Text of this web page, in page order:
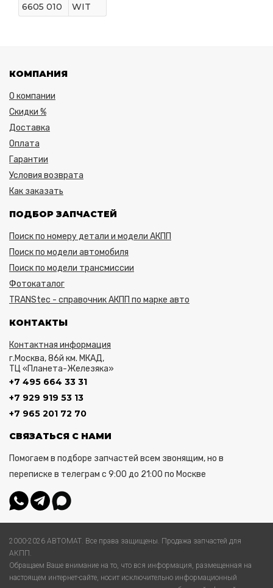
6605 010 WIT
КОМПАНИЯ
О компании
Скидки %
Доставка
Оплата
Гарантии
Условия возврата
Как заказать
ПОДБОР ЗАПЧАСТЕЙ
Поиск по номеру детали и модели АКПП
Поиск по модели автомобиля
Поиск по модели трансмиссии
Фотокаталог
TRANStec - справочник АКПП по марке авто
КОНТАКТЫ
Контактная информация
г.Москва, 86й км. МКАД,
ТЦ «Планета-Железяка»
+7 495 664 33 31
+7 929 919 53 13
+7 965 201 72 70
СВЯЗАТЬСЯ С НАМИ
Помогаем в подборе запчастей всем звонящим, но в
переписке в телеграм с 9:00 до 21:00 по Москве
2000-2026 АВТОМАТ. Все права защищены. Продажа запчастей для
АКПП.
Обращаем Ваше внимание на то, что вся информация, размещенная на
настоящем интернет-сайте, носит исключительно информационный